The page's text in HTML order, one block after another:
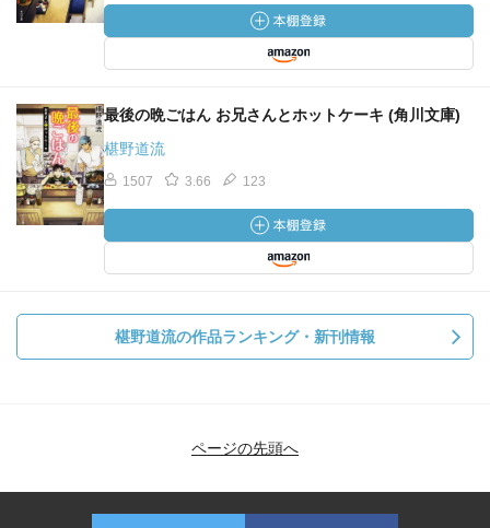
最後の晩ごはん お兄さんとホットケーキ (角川文庫)
椹野道流
1507 3.66 123
椹野道流の作品ランキング・新刊情報
ページの先頭へ